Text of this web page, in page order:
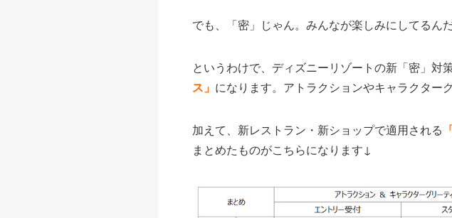
でも、「密」じゃん。みんなが楽しみにしてるん
というわけで、ディズニーリゾートの新「密」対
ス」 になります。アトラクションやキャラクター
加えて、新レストラン・新ショップで適用される
まとめたものがこちらになります↓